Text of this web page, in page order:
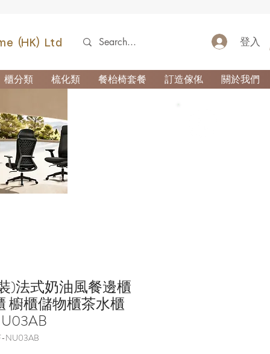
(HK) Ltd 登入
櫃分類 梳化類 餐枱椅套餐 訂造傢俬 關於我們
)法式奶油風餐邊櫃
櫥櫃儲物櫃茶水櫃
NU03AB